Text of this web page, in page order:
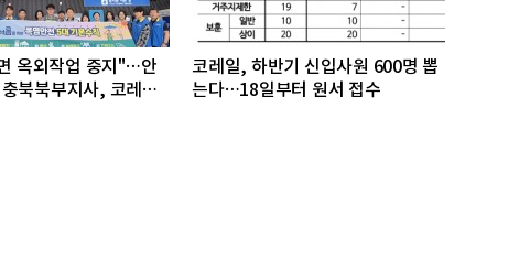
옥외작업 중지"…안
북북부지사, 코레일
코레일, 하반기 신입사원 600명 뽑
는다…18일부터 원서 접수